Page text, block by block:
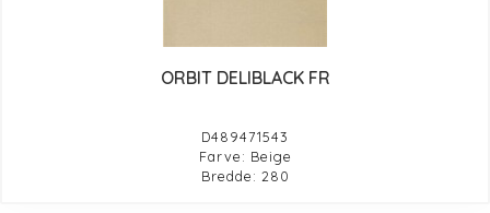
ORBIT DELIBLACK FR
D489471543
Farve: Beige
Bredde: 280